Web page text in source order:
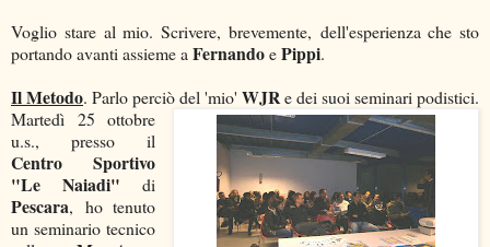
Voglio stare al mio. Scrivere, brevemente, dell'esperienza che sto
portando avanti assieme a FernandoePippi.
Il Metodo. Parlo perciò del 'mio' WJRe dei suoi seminari podistici.
Martedì 25 ottobre
u.s., presso il
Centro Sportivo
"Le Naiadi" di
Pescara, ho tenuto
un seminario tecnico